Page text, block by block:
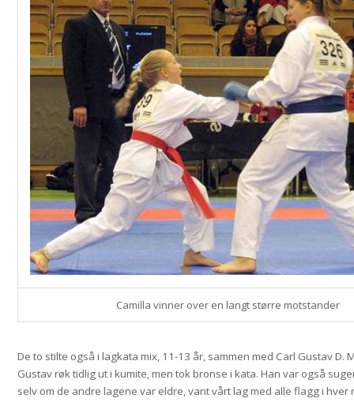
Camilla vinner over en langt større motstander
De to stilte også i lagkata mix, 11-13 år, sammen med Carl Gustav D.
Gustav røk tidlig ut i kumite, men tok bronse i kata. Han var også
selv om de andre lagene var eldre, vant vårt lag med alle flagg i hver